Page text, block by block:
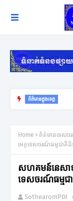
ព័ត៌មានក្នុងខេត្ត
Home ព័ត៌មានទេសច
អេកូទេសចរណ៍ធម្មជាតិ
សហគមន៍នេសាទ
ទេសចរណ៍ធម្មជ
SothearomPDI